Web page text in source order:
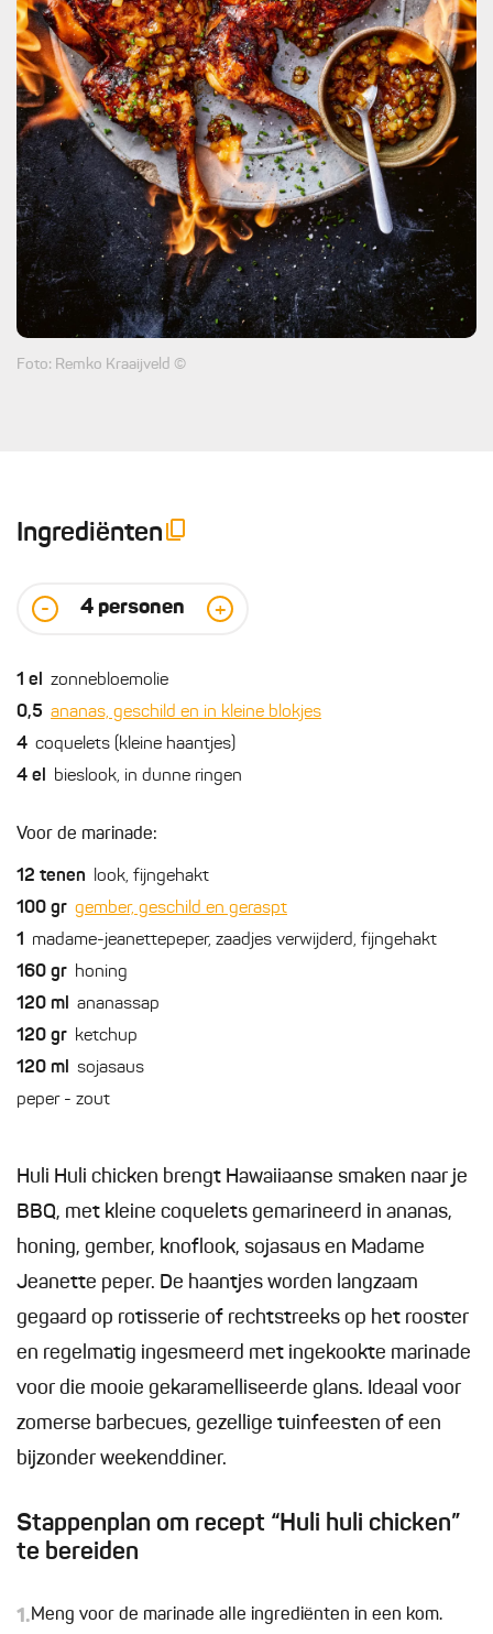
Foto: Remko Kraaijveld ©
Ingrediënten
- 4 personen +
1 el zonnebloemolie
0,5 ananas, geschild en in kleine blokjes
4 coquelets (kleine haantjes)
4 el bieslook, in dunne ringen
Voor de marinade:
12 tenen look, fijngehakt
100 gr gember, geschild en geraspt
1 madame-jeanettepeper, zaadjes verwijderd, fijngehakt
160 gr honing
120 ml ananassap
120 gr ketchup
120 ml sojasaus
peper - zout
Huli Huli chicken brengt Hawaiiaanse smaken naar je
BBQ, met kleine coquelets gemarineerd in ananas,
honing, gember, knoflook, sojasaus en Madame
Jeanette peper. De haantjes worden langzaam
gegaard op rotisserie of rechtstreeks op het rooster
en regelmatig ingesmeerd met ingekookte marinade
voor die mooie gekaramelliseerde glans. Ideaal voor
zomerse barbecues, gezellige tuinfeesten of een
bijzonder weekenddiner.
Stappenplan om recept “Huli huli chicken”
te bereiden
1.Meng voor de marinade alle ingrediënten in een kom.